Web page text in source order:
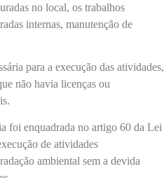
no local, os trabalhos
internas, manutenção de
para a execução das atividades,
não havia licenças ou
foi enquadrada no artigo 60 da Lei
de atividades
ambiental sem a devida